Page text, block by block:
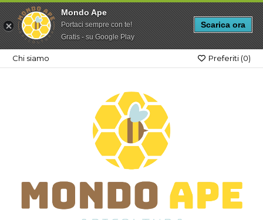
Mondo Ape
Portaci sempre con te!
Gratis - su Google Play
Scarica ora
Chi siamo Preferiti (0)